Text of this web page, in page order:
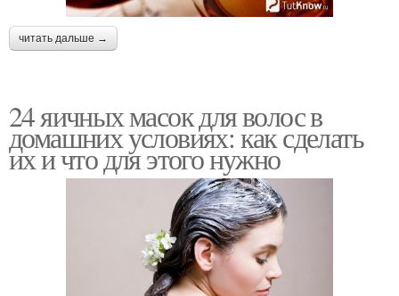
читать дальше →
24 яичных масок для волос в
домашних условиях: как сделать
их и что для этого нужно